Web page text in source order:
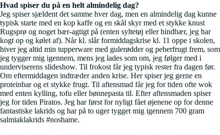
Hvad spiser du på en helt almindelig dag?
Jeg spiser sjældent det samme hver dag, men en almindelig dag kunne
typisk starte med en kop kaffe og en skål skyr med et stykke knust
Rugsprø og noget bær-agtigt på (enten syltetøj eller hindbær, jeg har
kogt op og kølet af). Når kl. slår formiddagskrise kl. 11 oppe i skolen,
hiver jeg altid min tupperware med gulerødder og peberfrugt frem, som
jeg tygger mig igennem, mens jeg lades som om, jeg følger med i
underviserens slideshow. Til frokost får jeg typisk rester fra dagen før.
Om eftermiddagen indtræder anden krise. Her spiser jeg gerne en
proteinbar og et stykke frugt. Til aftensmad får jeg for tiden ofte wok
med enten kylling, tofu eller bønnepasta til. Efter aftensmaden spiser
jeg for tiden Piratos. Jeg har først for nyligt fået øjenene op for denne
fantastiske lakrids og har på to uger tygget mig igennem 700 gram
salmiaklakrids #noshame.